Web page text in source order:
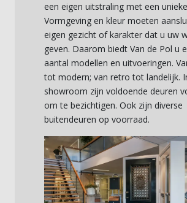
een eigen uitstraling met een
Vormgeving en kleur moeten
eigen gezicht of karakter dat u uw
geven. Daarom biedt Van de Pol u
aantal modellen en uitvoeringen.
tot modern; van retro tot landelijk.
showroom zijn voldoende deuren
om te bezichtigen. Ook zijn diverse
buitendeuren op voorraad.